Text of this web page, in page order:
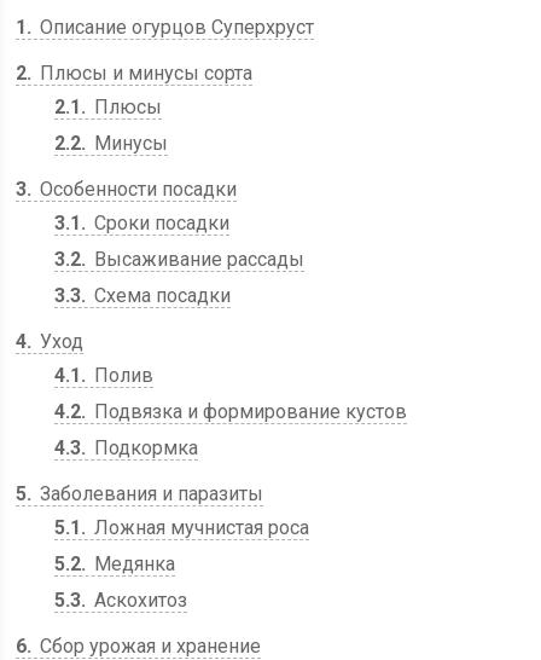
1
Описание огурцов Суперхруст
2
Плюсы и минусы сорта
2.1
Плюсы
2.2
Минусы
3 Особенности посадки
3.1
Сроки посадки
3.2
Высаживание рассады
3.3 Схема посадки
4 Уход
4.1
Полив
4.2
Подвязка и формирование кустов
4.3
Подкормка
5 Заболевания и паразиты
5.1
Ложная мучнистая роса
5.2
Медянка
5.3 Аскохитоз
6 Сбор урожая и хранение